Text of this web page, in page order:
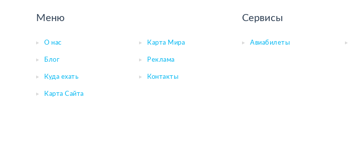
Меню
О нас Карта Мира
Блог Реклама
Куда ехать Контакты
Карта Сайта
Сервисы
Авиабилеты